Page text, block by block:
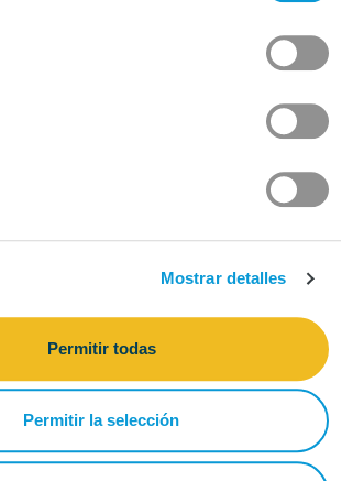
Mostrar detalles
Permitir todas
Permitir la selección
hago una reclamación?